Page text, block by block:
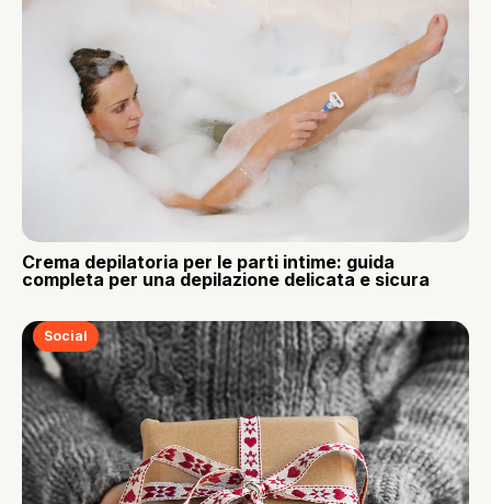
Crema depilatoria per le parti intime: guida
completa per una depilazione delicata e sicura
Social